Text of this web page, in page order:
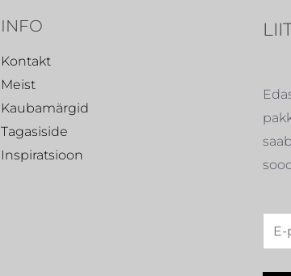
INFO
Kontakt
Meist
Kaubamärgid
Tagasiside
Inspiratsioon